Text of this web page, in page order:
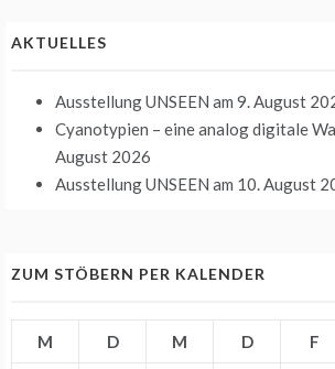
AKTUELLES
Ausstellung UNSEEN am 9. August
Cyanotypien – eine analog digitale
August 2026
Ausstellung UNSEEN am 10. August
ZUM STÖBERN PER KALENDER
M D M D F